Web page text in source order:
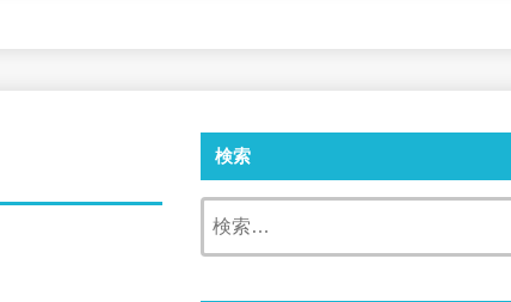
検索